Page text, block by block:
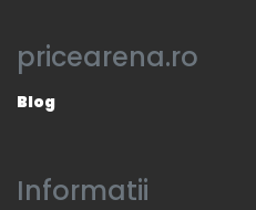
pricearena.ro
Blog
Informatii